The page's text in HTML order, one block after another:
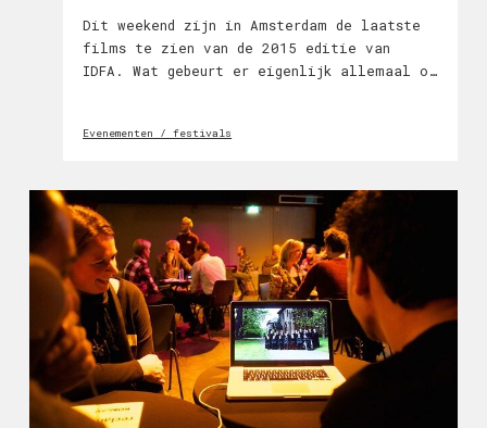
Dit weekend zijn in Amsterdam de laatste
films te zien van de 2015 editie van
IDFA. Wat gebeurt er eigenlijk allemaal op
Zandvoort bezocht Docs for Sale.
Evenementen / festivals